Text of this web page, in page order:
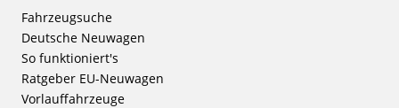
Fahrzeugsuche
Deutsche Neuwagen
So funktioniert's
Ratgeber EU-Neuwagen
Vorlauffahrzeuge